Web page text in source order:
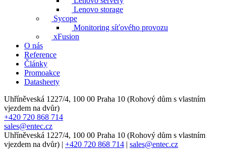
Lenovo storage
Sycope
Monitoring síťového provozu
xFusion
O nás
Reference
Články
Promoakce
Datasheety
Uhříněveská 1227/4, 100 00 Praha 10 (Rohový dům s vlastním
vjezdem na dvůr)
+420 720 868 714
sales@entec.cz
Uhříněveská 1227/4, 100 00 Praha 10 (Rohový dům s vlastním
vjezdem na dvůr) | +420 720 868 714 | sales@entec.cz